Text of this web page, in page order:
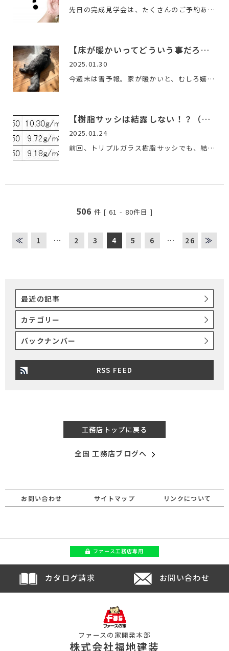
先日の完成見学会は、たくさんのご予約ありがとうございました…
【床が暖かいってどういう事だろう！？】
2025.01.30
今週末は雪予報。家が暖かいと、むしろ嬉しく感じるくらい。人…
【樹脂サッシは結露しない！？（２）】
2025.01.24
前回、トリプルガラス樹脂サッシでも、結露リスクがある事を書…
506 件 [61 - 80件目 ]
≪ 1 … 2 3 4 5 6 … 26 ≫
最近の記事
カテゴリー
バックナンバー
RSS FEED
工務店トップに戻る
全国 工務店ブログへ
お問い合わせ サイトマップ リンクについて
ファース工務店専用
カタログ請求 お問い合わせ
ファースの家開発本部
株式会社福地建装